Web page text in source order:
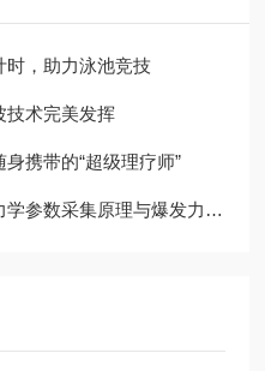
时，助力泳池竞技
技术完美发挥
携带的“超级理疗师”
采集原理与爆发力评估应用